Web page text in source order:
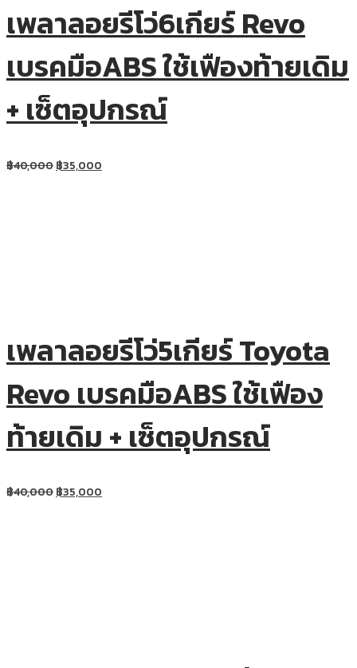
เพลาลอยรีโว่6เกียร์ Revo
เบรคมือABS ใช้เฟืองท้ายเดิม
+ เซ็ตอุปกรณ์
฿40,000฿35,000
เพลาลอยรีโว่5เกียร์ Toyota
Revo เบรคมือABS ใช้เฟือง
ท้ายเดิม + เซ็ตอุปกรณ์
฿40,000฿35,000